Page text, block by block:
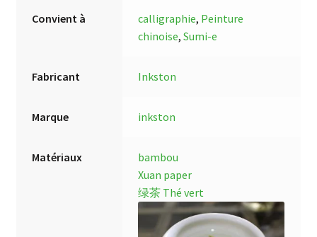
Convient à calligraphie, Peinture
chinoise,Sumi-e
Fabricant Inkston
Marque inkston
Matériaux
bambou
Xuan paper
绿茶 Thé vert